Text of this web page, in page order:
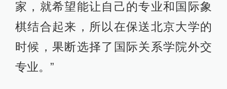
家，就希望能让自己的专业和国际象
棋结合起来，所以在保送北京大学的
时候，果断选择了国际关系学院外交
专业。”